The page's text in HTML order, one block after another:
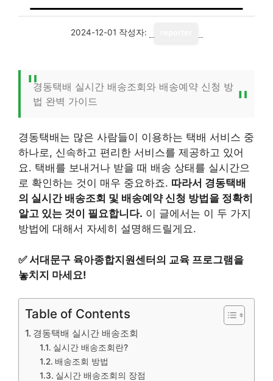
2024-12-01 작성자:
경동택배 실시간 배송조회와 배송예약 신청 방
법 완벽 가이드
경동택배는 많은 사람들이 이용하는 택배 서비스 중
하나로, 신속하고 편리한 서비스를 제공하고 있어
요. 택배를 보내거나 받을 때 배송 상태를 실시간으
로 확인하는 것이 매우 중요하죠. 따라서 경동택배
의 실시간 배송조회 및 배송예약 신청 방법을 정확히
알고 있는 것이 필요합니다. 이 글에서는 이 두 가지
방법에 대해서 자세히 설명해드릴게요.
✅서대문구 육아종합지원센터의 교육 프로그램을
놓치지 마세요!
Table of Contents
경동택배 실시간 배송조회
실시간 배송조회란?
배송조회 방법
실시간 배송조회의 장점